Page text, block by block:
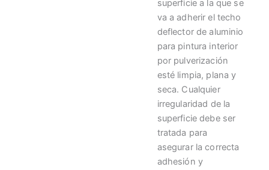
superficie a la que se
va a adherir el techo
deflector de aluminio
para pintura interior
por pulverización
esté limpia, plana y
seca. Cualquier
irregularidad de la
superficie debe ser
tratada para
asegurar la correcta
adhesión y